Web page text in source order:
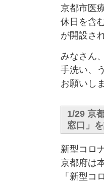
京都市医
休日を含
が開設さ
みなさん
手洗い、
お願いし
1/29 京
窓口」
新型コロ
京都府は
「新型コ